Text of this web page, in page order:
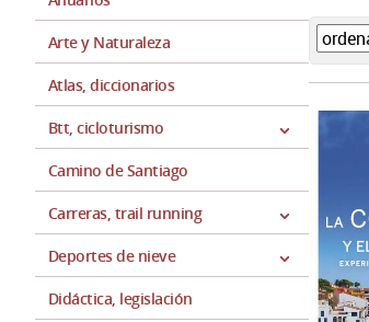
Arte y Naturaleza
Atlas, diccionarios
Btt, cicloturismo
Camino de Santiago
Carreras, trail running
Deportes de nieve
Didáctica, legislación